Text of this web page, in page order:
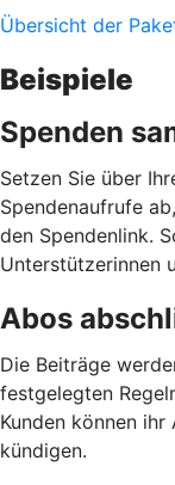
Übersicht der
Beispiele
Spenden
Setzen Sie über
Spendenaufrufe
den Spendenlink.
Unterstützerinnen
Abos
Die Beiträge
festgelegten
Kunden können
kündigen.